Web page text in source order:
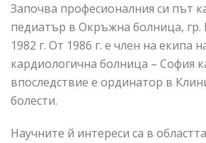
Започва професионалния си път
педиатър в Окръжна болница, гр.
1982 г. От 1986 г. е член на екипа
кардиологична болница – София
впоследствие е ординатор в
болести.
Научните й интереси са в